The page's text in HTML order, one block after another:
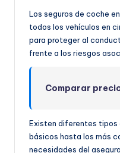
Los seguros de coche
todos los vehículos en
para proteger al
frente a los riesgos
Comparar
Existen diferentes tipos
básicos hasta los más
necesidades del